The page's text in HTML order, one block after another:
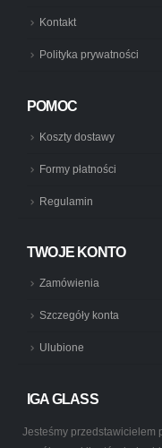
Kontakt
Polityka prywatności
POMOC
Koszty dostawy
Formy płatności
Regulamin
TWOJE KONTO
Zamówienia
Szczegóły konta
Ulubione
IGA GLASS
Jesteśmy przedstawicielem